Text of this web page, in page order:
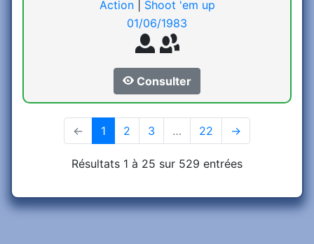
Action
Shoot 'em up
01/06/1983
Consulter
← 1 (current)
2 3 … 22 →
Résultats 1 à 25 sur 529 entrées